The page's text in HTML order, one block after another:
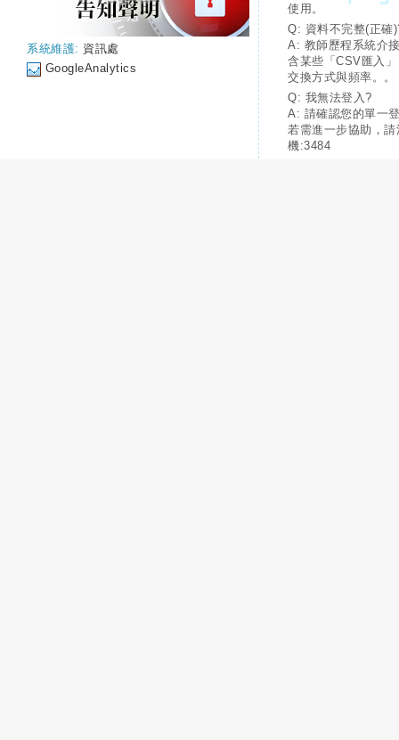
系統維護: 資訊處
GoogleAnalytics
使用。
Q: 資料不完整(正確
A: 教師歷程系統介
含某些「CSV匯入
交換方式與頻率。。
Q: 我無法登入?
A: 請確認您的單一
若需進一步協助，
機:3484